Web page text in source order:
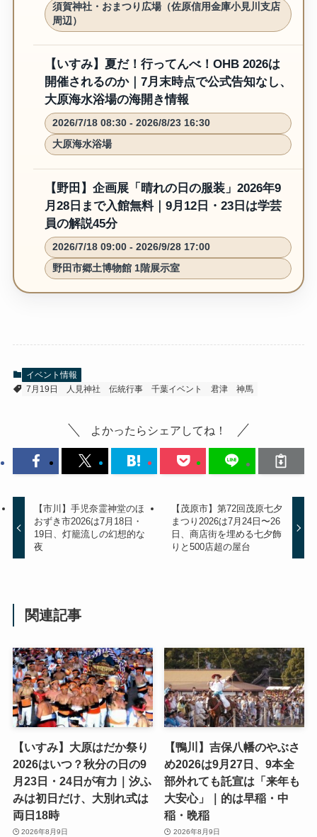
須賀神社・おまつり広場（佐原信用金庫小見川支店
周辺）
【いすみ】夏だ！行ってんべ！OHB 2026は
開催されるのか｜7月末時点で公式告知なし、
大原海水浴場の海開き情報
2026/7/18 08:30 - 2026/8/23 16:30
大原海水浴場
【野田】企画展「晴れの日の服装」2026年9
月28日まで入館無料｜9月12日・23日は学芸
員の解説45分
2026/7/18 09:00 - 2026/9/28 17:00
野田市郷土博物館 1階展示室
イベント情報
7月19日
人見神社 伝統行事 千葉イベント 君津 神馬
よかったらシェアしてね！
【市川】手児奈霊神堂のほ
おずき市2026は7月18日・
19日、灯籠流しの幻想的な
夜
【茂原市】第72回茂原七夕
まつり2026は7月24日〜26
日、商店街を埋める七夕飾
りと500店超の屋台
関連記事
【いすみ】大原はだか祭り
2026はいつ？秋分の日の9
月23日・24日が有力｜汐ふ
みは初日だけ、大別れ式は
両日18時
2026年8月9日
【鴨川】吉保八幡のやぶさ
め2026は9月27日、9本全
部外れても託宣は「来年も
大安心」｜的は早稲・中
稲・晩稲
2026年8月9日